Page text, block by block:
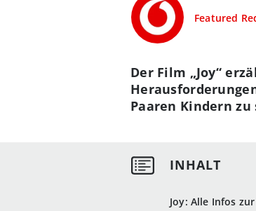
Featured
Joy: Alle Infos
Der Film „Joy“
Paaren Kindern